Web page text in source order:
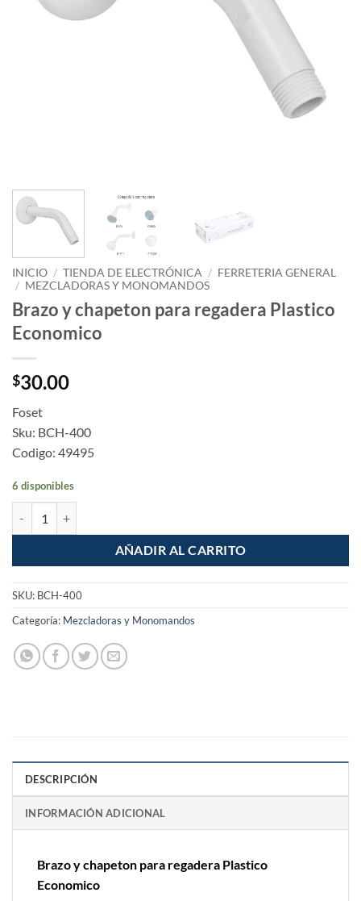
INICIO / TIENDA DE ELECTRÓNICA / FERRETERIA GENERAL
/ MEZCLADORAS Y MONOMANDOS
Brazo y chapeton para regadera Plastico
Economico
$30.00
Foset
Sku: BCH-400
Codigo: 49495
6 disponibles
AÑADIR AL CARRITO
SKU: BCH-400
Categoría: Mezcladoras y Monomandos
DESCRIPCIÓN
INFORMACIÓN ADICIONAL
Brazo y chapeton para regadera Plastico
Economico